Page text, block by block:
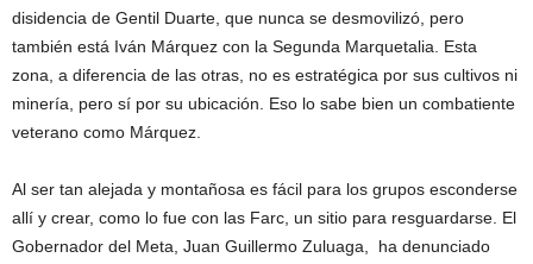
disidencia de Gentil Duarte, que nunca se desmovilizó, pero
también está Iván Márquez con la Segunda Marquetalia. Esta
zona, a diferencia de las otras, no es estratégica por sus cultivos ni
minería, pero sí por su ubicación. Eso lo sabe bien un combatiente
veterano como Márquez.
Al ser tan alejada y montañosa es fácil para los grupos esconderse
allí y crear, como lo fue con las Farc, un sitio para resguardarse. El
Gobernador del Meta, Juan Guillermo Zuluaga, ha denunciado